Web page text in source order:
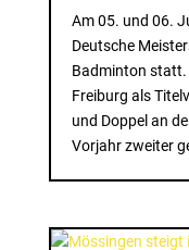
Am 05. und 06.
Deutsche
Badminton statt.
Freiburg als
und Doppel an
Vorjahr zweiter